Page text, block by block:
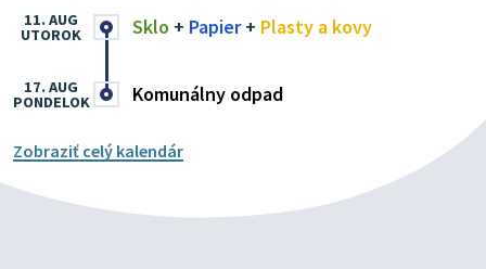
Sklo + Papier+ Plasty a kovy
11. AUG
UTOROK
Komunálny odpad
17. AUG
PONDELOK
Zobraziť celý kalendár